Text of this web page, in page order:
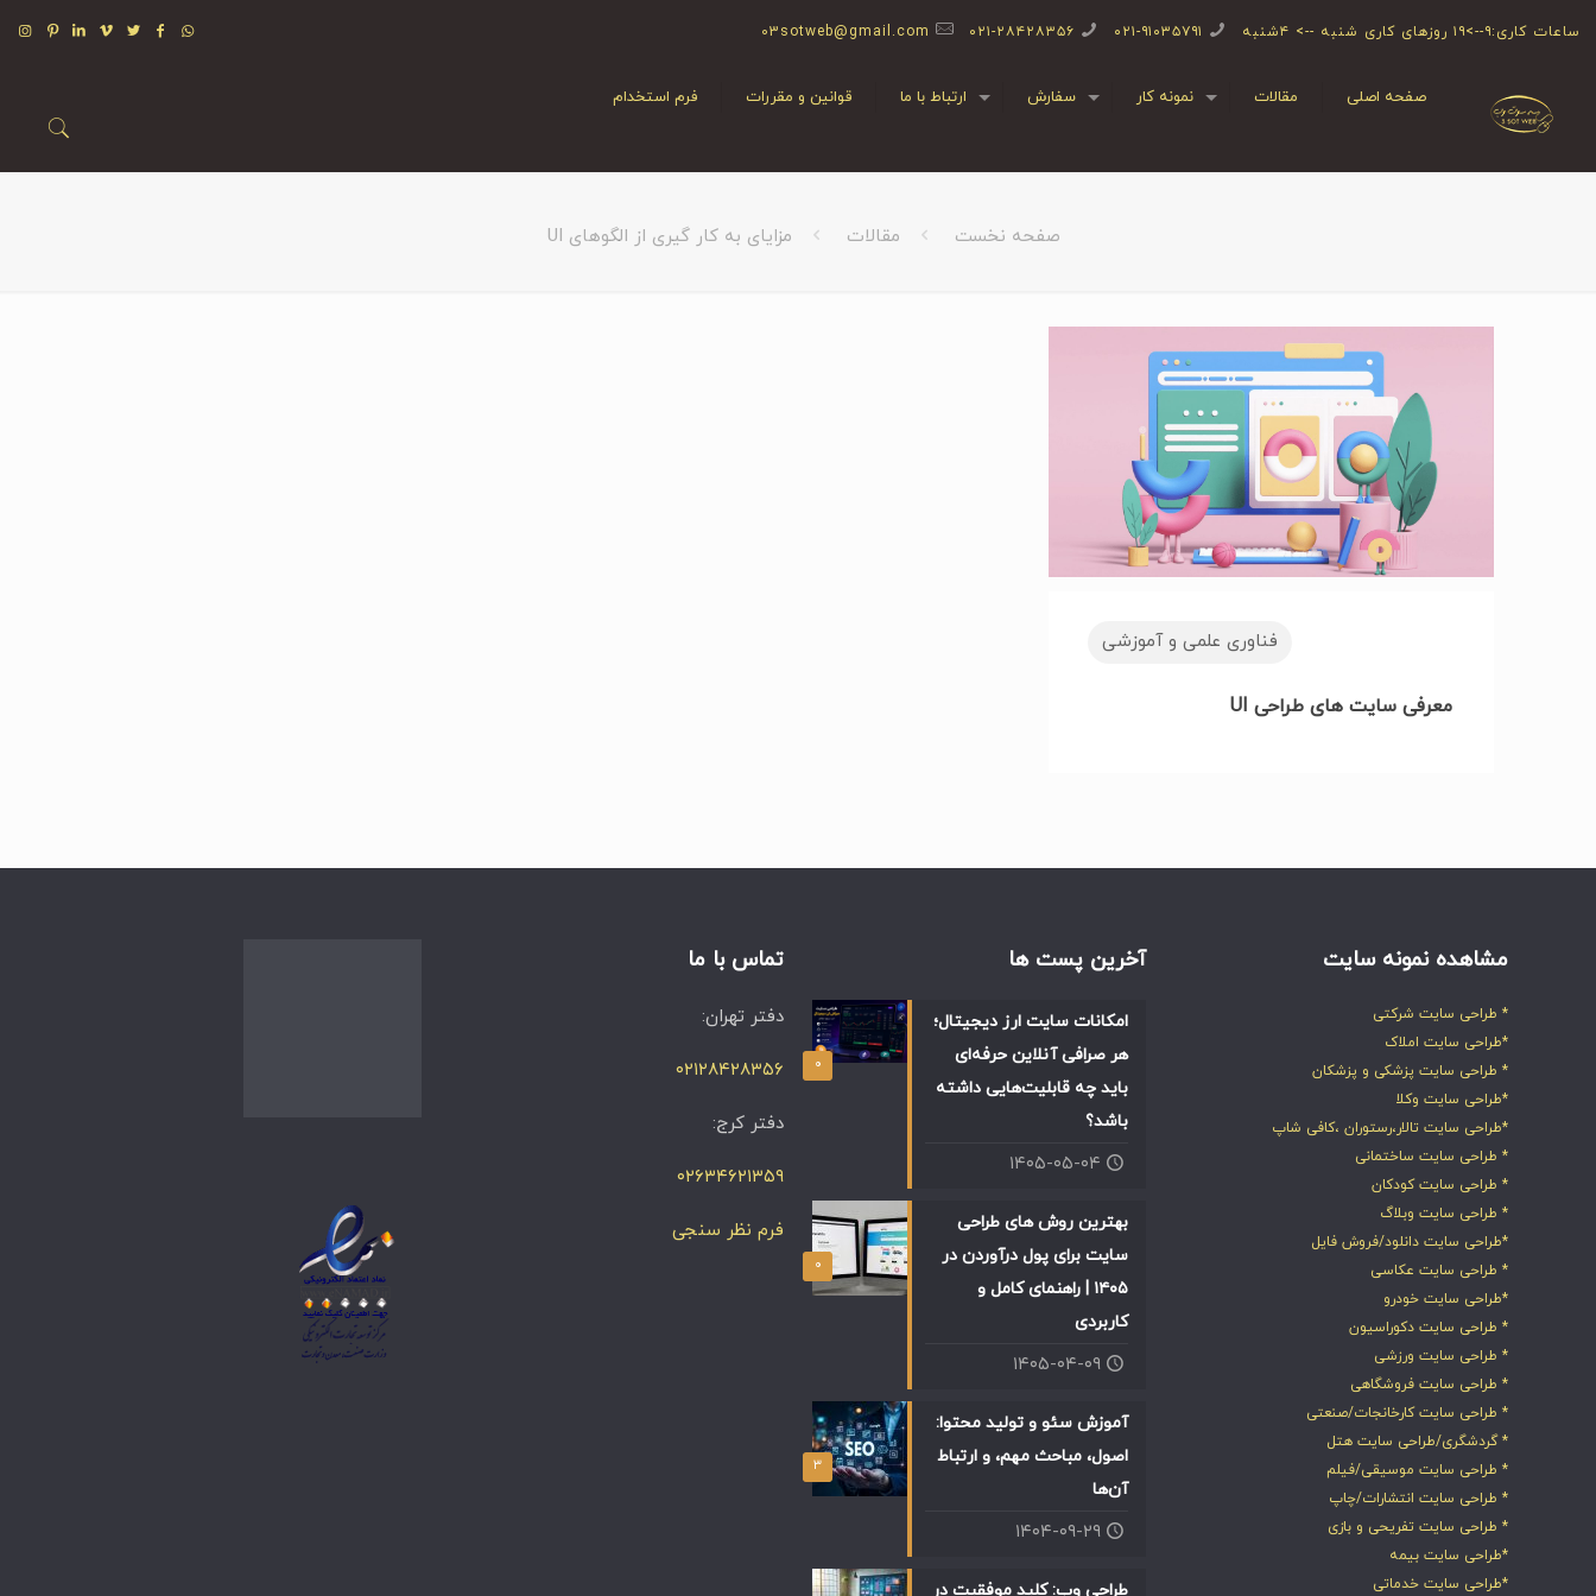
ساعات کاری:۹-->۱۹ روزهای کاری شنبه --> ۴شنبه ۰۲۱-۹۱۰۳۵۷۹۱ ۰۲۱-۲۸۴۲۸۳۵۶ 03sotweb@gmail.com
صفحه اصلی مقالات نمونه کار سفارش ارتباط با ما قوانین و مقررات فرم استخدام
صفحه نخست مقالات مزایای به کار گیری از الگوهای UI
فناوری علمی و آموزشی
معرفی سایت های طراحی UI
مشاهده نمونه سایت
* طراحی سایت شرکتی
*طراحی سایت املاک
* طراحی سایت پزشکی و پزشکان
*طراحی سایت وکلا
*طراحی سایت تالار،رستوران ،کافی شاپ
* طراحی سایت ساختمانی
* طراحی سایت کودکان
* طراحی سایت وبلاگ
*طراحی سایت دانلود/فروش فایل
* طراحی سایت عکاسی
*طراحی سایت خودرو
* طراحی سایت دکوراسیون
* طراحی سایت ورزشی
* طراحی سایت فروشگاهی
* طراحی سایت کارخانجات/صنعتی
* گردشگری/طراحی سایت هتل
* طراحی سایت موسیقی/فیلم
* طراحی سایت انتشارات/چاپ
* طراحی سایت تفریحی و بازی
*طراحی سایت بیمه
*طراحی سایت خدماتی
آخرین پست ها
۰
امکانات سایت ارز دیجیتال؛
هر صرافی آنلاین حرفه‌ای
باید چه قابلیت‌هایی داشته
باشد؟
۱۴۰۵-۰۵-۰۴
۰
بهترین روش های طراحی
سایت برای پول درآوردن در
۱۴۰۵ | راهنمای کامل و
کاربردی
۱۴۰۵-۰۴-۰۹
۳
آموزش سئو و تولید محتوا:
اصول، مباحث مهم، و ارتباط
آن‌ها
۱۴۰۴-۰۹-۲۹
طراحی وب: کلید موفقیت در
تماس با ما
دفتر تهران:
۰۲۱۲۸۴۲۸۳۵۶
دفتر کرج:
۰۲۶۳۴۶۲۱۳۵۹
فرم نظر سنجی